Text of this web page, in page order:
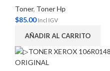
Toner, Toner Hp
$85.00 Incl IGV
AÑADIR AL CARRITO